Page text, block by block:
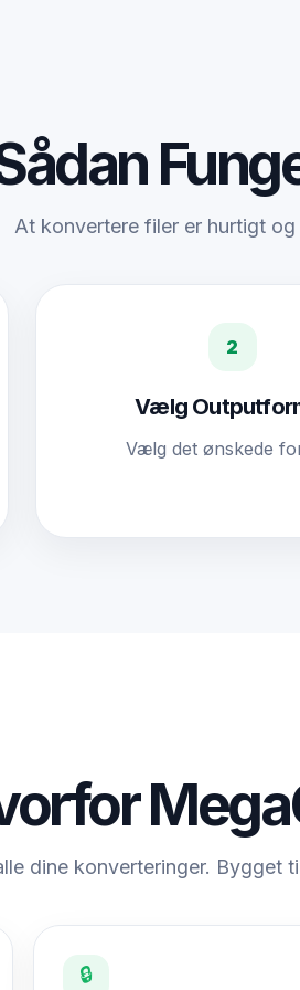
At konvertere filer er hurtigt
2
Vælg
Vælg det ønskede
dine konverteringer. Bygget
🔒